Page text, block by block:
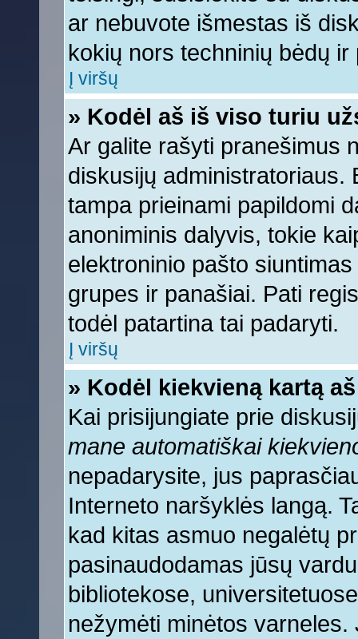
ar nebuvote išmestas iš
kokių nors techninių bėdų
Į viršų
» Kodėl aš iš viso turiu
Ar galite rašyti pranešimus
diskusijų administratoriaus.
tampa prieinami papildomi
anoniminis dalyvis, tokie
elektroninio pašto
grupes ir panašiai. Pati
todėl patartina tai padaryti.
Į viršų
» Kodėl kiekvieną kartą
Kai prisijungiate prie
mane automatiškai
nepadarysite, jus
Interneto naršyklės langą.
kad kitas asmuo negalėtų
pasinaudodamas jūsų
bibliotekose,
nežymėti minėtos